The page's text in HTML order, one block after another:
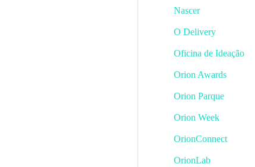
Nascer
O Delivery
Oficina de Ideação
Orion Awards
Orion Parque
Orion Week
OrionConnect
OrionLab